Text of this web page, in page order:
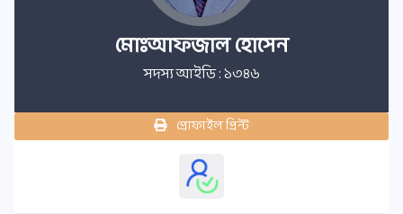
মোঃআফজাল হোসেন
সদস্য আইডি : ১৩৪৬
প্রোফাইল প্রিন্ট